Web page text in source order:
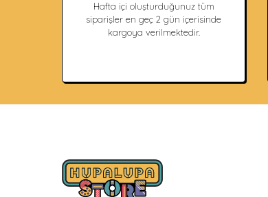
Hafta içi oluşturduğunuz tüm
siparişler en geç 2 gün içerisinde
kargoya verilmektedir.